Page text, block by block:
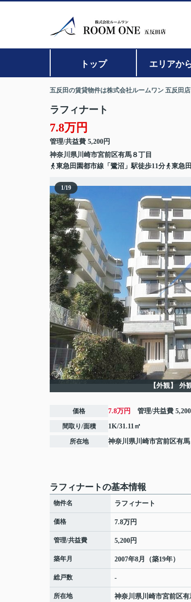
トップ エリアか
五反田の賃貸物件は株式会社ルームワン 五反田店
ラフィナート
7.8万円
管理/共益費 5,200円
神奈川県川崎市宮前区有馬 ８丁目
東急田園都市線「鷺沼」駅徒歩11分
東急
1/19
【外観】 外
価格 7.8万円 管理/共益費
間取り/面積 1K/31.11㎡
所在地 神奈川県川崎市宮前区有馬
ラフィナートの基本情報
物件名 ラフィナート
価格 7.8万円
管理/共益費 5,200円
築年月 2007年8月（築19年）
総戸数 -
所在地 神奈川県川崎市宮前区有